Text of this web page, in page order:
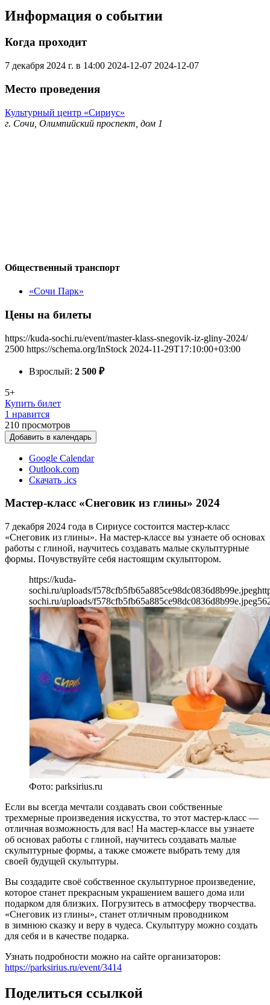
Информация о событии
Когда проходит
7 декабря 2024 г. в 14:00 2024-12-07 2024-12-07
Место проведения
Культурный центр «Сириус»
г. Сочи, Олимпийский проспект, дом 1
Общественный транспорт
«Сочи Парк»
Цены на билеты
https://kuda-sochi.ru/event/master-klass-snegovik-iz-gliny-2024/
2500 https://schema.org/InStock 2024-11-29T17:10:00+03:00
Взрослый: 2 500 ₽
5+
Купить билет
1 нравится
210 просмотров
Добавить в календарь
Google Calendar
Outlook.com
Скачать .ics
Мастер-класс «Снеговик из глины» 2024
7 декабря 2024 года в Сириусе состоится мастер-класс
«Снеговик из глины». На мастер-классе вы узнаете об основах
работы с глиной, научитесь создавать малые скульптурные
формы. Почувствуйте себя настоящим скульптором.
https://kuda-
sochi.ru/uploads/f578cfb5fb65a885ce98dc0836d8b99e.jpeg
sochi.ru/uploads/f578cfb5fb65a885ce98dc0836d8b99e.jpeg
Фото: parksirius.ru
Если вы всегда мечтали создавать свои собственные
трехмерные произведения искусства, то этот мастер-класс —
отличная возможность для вас! На мастер-классе вы узнаете
об основах работы с глиной, научитесь создавать малые
скульптурные формы, а также сможете выбрать тему для
своей будущей скульптуры.
Вы создадите своё собственное скульптурное произведение,
которое станет прекрасным украшением вашего дома или
подарком для близких. Погрузитесь в атмосферу творчества.
«Снеговик из глины», станет отличным проводником
в зимнюю сказку и веру в чудеса. Скульптуру можно создать
для себя и в качестве подарка.
Узнать подробности можно на сайте организаторов:
https://parksirius.ru/event/3414
Поделиться ссылкой